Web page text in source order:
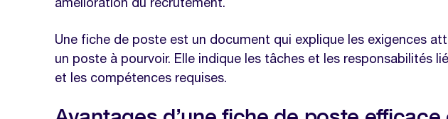
Quels sont les éléments à prendre en compte pour la
Que doit contenir une fiche de poste
Gagnez du temps dans vos processus de recrutement
Une fiche de poste est un document qui explique les exigences
un poste à pourvoir. Elle indique les tâches et les responsabilités
et les compétences requises.